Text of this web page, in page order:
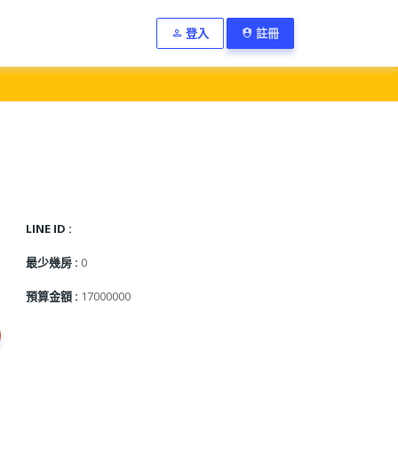
登入 註冊
LINE ID :
最少幾房 : 0
預算金額 : 17000000